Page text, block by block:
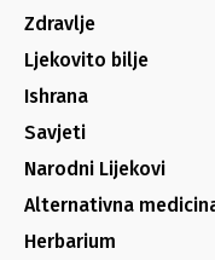
Zdravlje
Ljekovito bilje
Ishrana
Savjeti
Narodni Lijekovi
Alternativna
Herbarium